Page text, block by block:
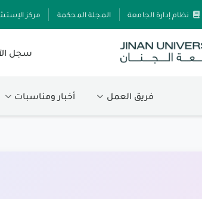
نظام إدارة الجامعة المجلة المحكمة مركز
سجل
فريق العمل أخبار ومناسبات